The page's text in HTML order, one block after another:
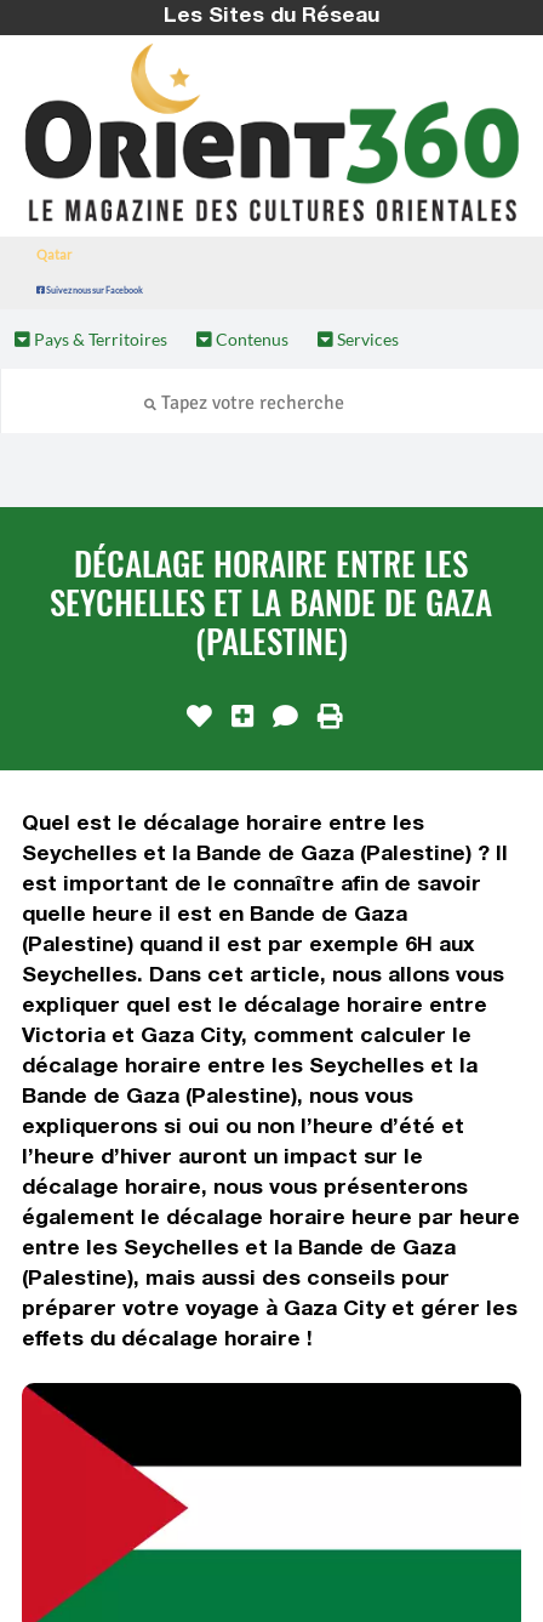
Les Sites du Réseau
Qatar
Suivez nous sur Facebook
Pays & Territoires Contenus Services
DÉCALAGE HORAIRE ENTRE LES
SEYCHELLES ET LA BANDE DE GAZA
(PALESTINE)
Quel est le décalage horaire entre les
Seychelles et la Bande de Gaza (Palestine) ? Il
est important de le connaître afin de savoir
quelle heure il est en Bande de Gaza
(Palestine) quand il est par exemple 6H aux
Seychelles. Dans cet article, nous allons vous
expliquer quel est le décalage horaire entre
Victoria et Gaza City, comment calculer le
décalage horaire entre les Seychelles et la
Bande de Gaza (Palestine), nous vous
expliquerons si oui ou non l’heure d’été et
l’heure d’hiver auront un impact sur le
décalage horaire, nous vous présenterons
également le décalage horaire heure par heure
entre les Seychelles et la Bande de Gaza
(Palestine), mais aussi des conseils pour
préparer votre voyage à Gaza City et gérer les
effets du décalage horaire !